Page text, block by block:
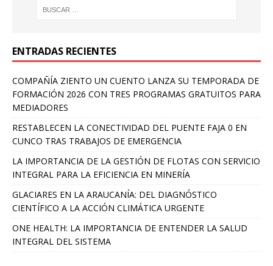
ENTRADAS RECIENTES
COMPAÑÍA ZIENTO UN CUENTO LANZA SU TEMPORADA DE
FORMACIÓN 2026 CON TRES PROGRAMAS GRATUITOS PARA
MEDIADORES
RESTABLECEN LA CONECTIVIDAD DEL PUENTE FAJA 0 EN
CUNCO TRAS TRABAJOS DE EMERGENCIA
LA IMPORTANCIA DE LA GESTIÓN DE FLOTAS CON SERVICIO
INTEGRAL PARA LA EFICIENCIA EN MINERÍA
GLACIARES EN LA ARAUCANÍA: DEL DIAGNÓSTICO
CIENTÍFICO A LA ACCIÓN CLIMÁTICA URGENTE
ONE HEALTH: LA IMPORTANCIA DE ENTENDER LA SALUD
INTEGRAL DEL SISTEMA